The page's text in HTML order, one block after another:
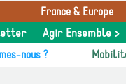
France & Europe
Agir Ensemble >
nous ?